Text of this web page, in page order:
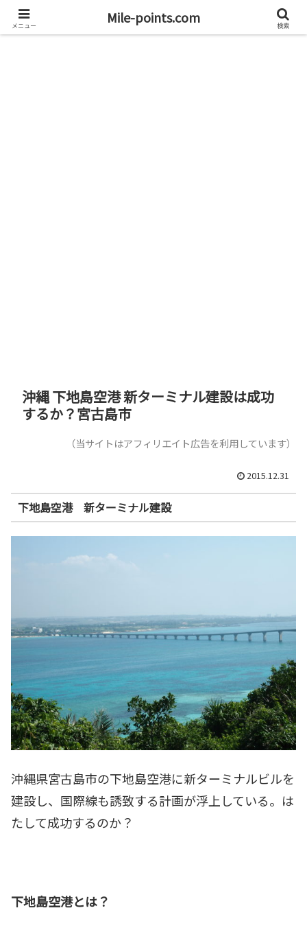
資産1億円を目指すブログと旅
沖縄 下地島空港 新ターミナル建設は成功
するか？宮古島市
（当サイトはアフィリエイト広告を利用しています）
2015.12.31
下地島空港 新ターミナル建設
沖縄県宮古島市の下地島空港に新ターミナルビルを
建設し、国際線も誘致する計画が浮上している。は
たして成功するのか？
下地島空港とは？
メニュー Mile-points.com 検索